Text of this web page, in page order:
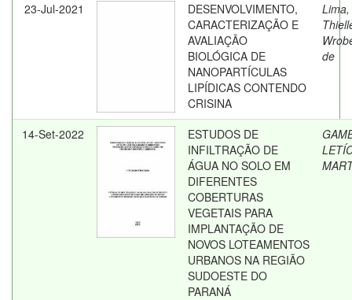
23-Jul-2021
DESENVOLVIMENTO,
CARACTERIZAÇÃO E
AVALIAÇÃO
BIOLÓGICA DE
NANOPARTÍCULAS
LIPÍDICAS CONTENDO
CRISINA
Lima,
de
14-Set-2022
ESTUDOS DE
INFILTRAÇÃO DE
ÁGUA NO SOLO EM
DIFERENTES
COBERTURAS
VEGETAIS PARA
IMPLANTAÇÃO DE
NOVOS LOTEAMENTOS
URBANOS NA REGIÃO
SUDOESTE DO
PARANÁ